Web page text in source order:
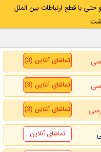
با قطع ارتباطات بین الملل
تماشای آنلاین (3)
تماشای آنلاین (3)
تماشای آنلاین (3)
تماشای آنلاین